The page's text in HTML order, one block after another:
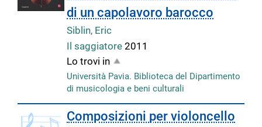
di un capolavoro barocco
Siblin, Eric
Il saggiatore2011
Lo trovi in
Università Pavia. Biblioteca del Dipartimento
di musicologia e beni culturali
copertina Composizioni per violoncello